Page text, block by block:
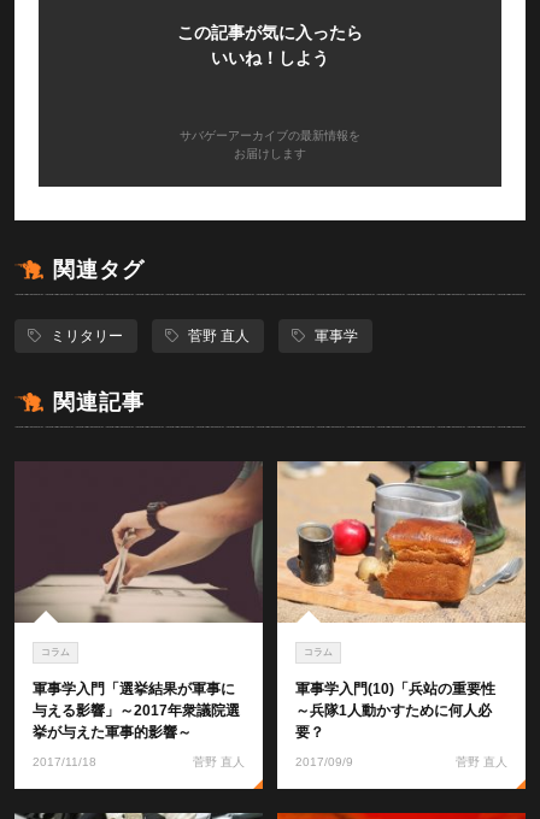
この記事が気に入ったら
いいね！しよう
サバゲーアーカイブの最新情報を
お届けします
関連タグ
ミリタリー 菅野 直人 軍事学
関連記事
コラム
軍事学入門「選挙結果が軍事に
与える影響」～2017年衆議院選
挙が与えた軍事的影響～
2017/11/18 菅野 直人
コラム
軍事学入門(10)「兵站の重要性
～兵隊1人動かすために何人必
要？
2017/09/9 菅野 直人